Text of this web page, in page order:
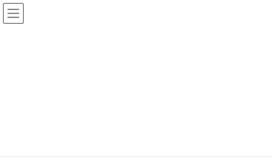
コ
ン
ナ
ビ